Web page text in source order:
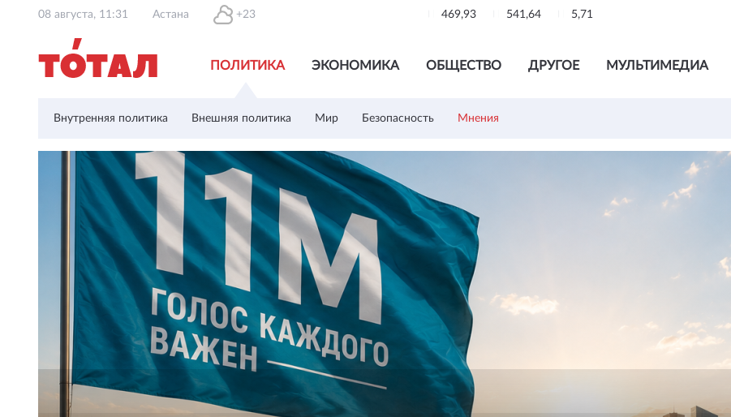
08 августа, 11:31 Астана +23 469,93 541,64 5,71
ПОЛИТИКА ЭКОНОМИКА ОБЩЕСТВО ДРУГОЕ МУЛЬТИМЕДИА
Внутренняя политика Внешняя политика Мир Безопасность Мнения